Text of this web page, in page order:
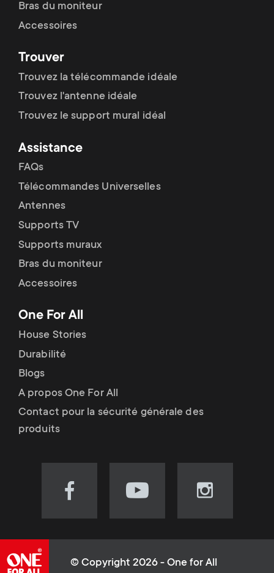
Bras du moniteur
Accessoires
Trouver
Trouvez la télécommande idéale
Trouvez l'antenne idéale
Trouvez le support mural idéal
Assistance
FAQs
Télécommandes Universelles
Antennes
Supports TV
Supports muraux
Bras du moniteur
Accessoires
One For All
House Stories
Durabilité
Blogs
A propos One For All
Contact pour la sécurité générale des
produits
Visit
(opens
Visit
(opens
Visit
(opens
© Copyright 2026 - One for All